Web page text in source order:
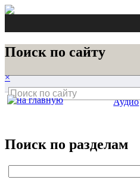
Поиск по сайту
×
Поиск по разделам
Аудио